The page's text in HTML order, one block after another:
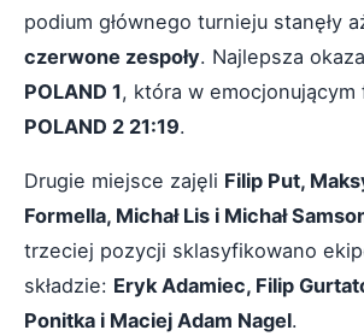
podium głównego turnieju stanęły
czerwone zespoły. Najlepsza
POLAND 1, która w emocjonującym
POLAND 2 21:19.
Drugie miejsce zajęli Filip Put,
Formella, Michał Lis i Michał
trzeciej pozycji sklasyfikowano
składzie: Eryk Adamiec, Filip
Ponitka i Maciej Adam Nagel.